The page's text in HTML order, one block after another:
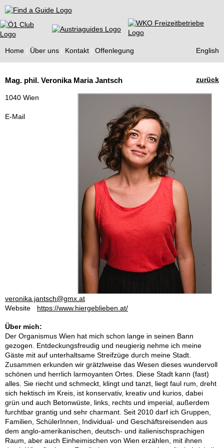
Find a Guide
Home Über uns Kontakt Offenlegung English
Guides
zurück
Mag. phil. Veronika Maria Jantsch
1040 Wien
E-Mail
veronika.jantsch@gmx.at
Website
https://www.hiergeblieben.at/
Über mich:
Der Organismus Wien hat mich schon lange in seinen Bann
gezogen. Entdeckungsfreudig und neugierig nehme ich meine
Gäste mit auf unterhaltsame Streifzüge durch meine Stadt.
Zusammen erkunden wir grätzlweise das Wesen dieses wundervoll
schönen und herrlich larmoyanten Ortes. Diese Stadt kann (fast)
alles. Sie riecht und schmeckt, klingt und tanzt, liegt faul rum, dreht
sich hektisch im Kreis, ist konservativ, kreativ und kurios, dabei
grün und auch Betonwüste, links, rechts und imperial, außerdem
furchtbar grantig und sehr charmant. Seit 2010 darf ich Gruppen,
Familien, SchülerInnen, Individual- und Geschäftsreisenden aus
dem anglo-amerikanischen, deutsch- und italienischsprachigen
Raum, aber auch Einheimischen von Wien erzählen, mit ihnen